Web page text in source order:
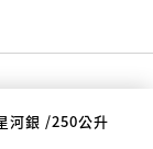
銀 /250公升